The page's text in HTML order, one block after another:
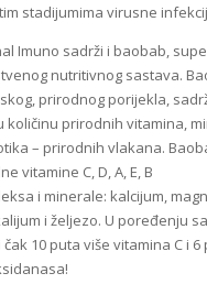
stadijumima virusne
Imuno sadrži i baobab,
nutritivnog sastava.
prirodnog porijekla,
količinu prirodnih vitamina,
– prirodnih vlakana.
vitamine C, D, A, E, B
i minerale: kalcijum,
i željezo. U poređenju
čak 10 puta više vitamina C i 6